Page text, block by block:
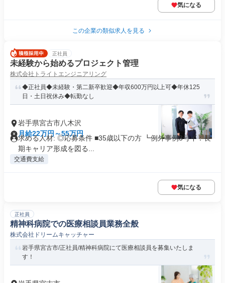
気になる
この企業の類似求人を見る
正社員
未経験から始めるプロジェクト管理
株式会社トライトエンジニアリング
◆正社員◆未経験・第二新卒歓迎◆年収600万円以上可◆年休125
日・土日祝休み◆転勤なし
岩手県宮古市八木沢
月給22万円～55万円
求める人材: ◎応募条件 ■35歳以下の方 ┗例外事例3号イ：長
期キャリア形成を図る...
交通費支給
気になる
正社員
精神科病院での医療相談員業務全般
株式会社ドリームキャッチャー
岩手県宮古市/正社員/精神科病院にて医療相談員を募集いたしま
す！